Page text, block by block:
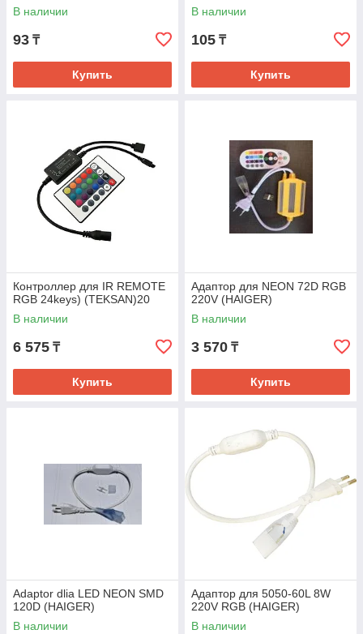
В наличии
93 ₸
Купить
В наличии
105 ₸
Купить
Контроллер для IR REMOTE
RGB 24keys) (TEKSAN)20
В наличии
6 575 ₸
Купить
Адаптор для NEON 72D RGB
220V (HAIGER)
В наличии
3 570 ₸
Купить
Adaptor dlia LED NEON SMD
120D (HAIGER)
В наличии
Адаптор для 5050-60L 8W
220V RGB (HAIGER)
В наличии